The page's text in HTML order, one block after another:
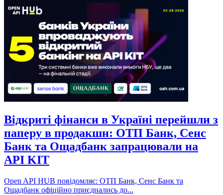
Відкриті фінанси в Україні перейшли з
паперу в продакшн: ОТП Банк, Сенс
Банк та Ощадбанк запрацювали на
API KIT
Open API HUB повідомляє: ОТП Банк, Сенс Банк та
Ощадбанк офіційно приєднались до...